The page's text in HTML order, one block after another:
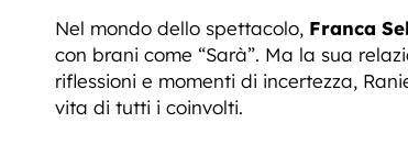
Nel mondo dello spettacolo, Franca
con brani come “Sarà”. Ma la sua
riflessioni e momenti di incertezza,
vita di tutti i coinvolti.